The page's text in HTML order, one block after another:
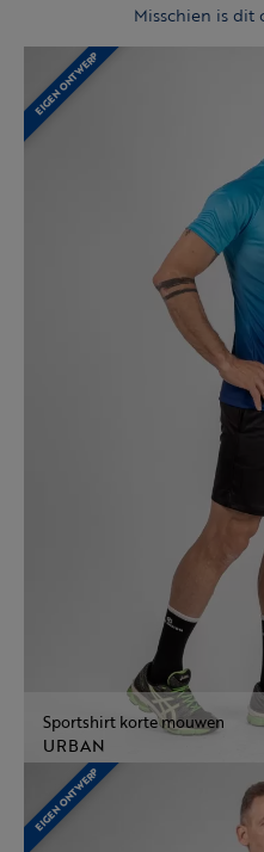
Misschien is dit
EIGEN ONTWERP
Sportshirt korte mouwen
URBAN
EIGEN ONTWERP